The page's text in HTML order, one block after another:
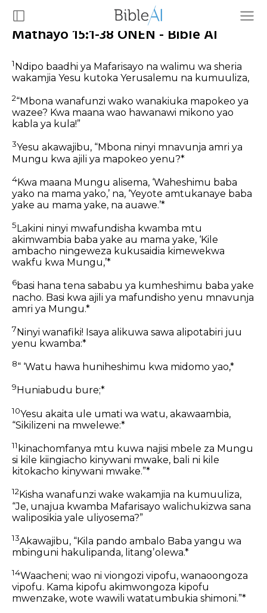
Mathayo 15:1-38 ONEN - Bible AI
1Ndipo baadhi ya Mafarisayo na walimu wa sheria
wakamjia Yesu kutoka Yerusalemu na kumuuliza,
2“Mbona wanafunzi wako wanakiuka mapokeo ya
wazee? Kwa maana wao hawanawi mikono yao
kabla ya kula!”
3Yesu akawajibu, “Mbona ninyi mnavunja amri ya
Mungu kwa ajili ya mapokeo yenu?*
4Kwa maana Mungu alisema, ‘Waheshimu baba
yako na mama yako,’ na, ‘Yeyote amtukanaye baba
yake au mama yake, na auawe.’*
5 Lakini ninyi mwafundisha kwamba mtu
akimwambia baba yake au mama yake, ‘Kile
ambacho ningeweza kukusaidia kimewekwa
wakfu kwa Mungu,’*
6basi hana tena sababu ya kumheshimu baba yake
nacho. Basi kwa ajili ya mafundisho yenu mnavunja
amri ya Mungu.*
7Ninyi wanafiki! Isaya alikuwa sawa alipotabiri juu
yenu kwamba:*
8“ ‘Watu hawa huniheshimu kwa midomo yao,*
9 Huniabudu bure;*
10Yesu akaita ule umati wa watu, akawaambia,
“Sikilizeni na mwelewe:*
11 kinachomfanya mtu kuwa najisi mbele za Mungu
si kile kiingiacho kinywani mwake, bali ni kile
kitokacho kinywani mwake.”*
12Kisha wanafunzi wake wakamjia na kumuuliza,
“Je, unajua kwamba Mafarisayo walichukizwa sana
waliposikia yale uliyosema?”
13Akawajibu, “Kila pando ambalo Baba yangu wa
mbinguni hakulipanda, litangʼolewa.*
14Waacheni; wao ni viongozi vipofu, wanaoongoza
vipofu. Kama kipofu akimwongoza kipofu
mwenzake, wote wawili watatumbukia shimoni.”*